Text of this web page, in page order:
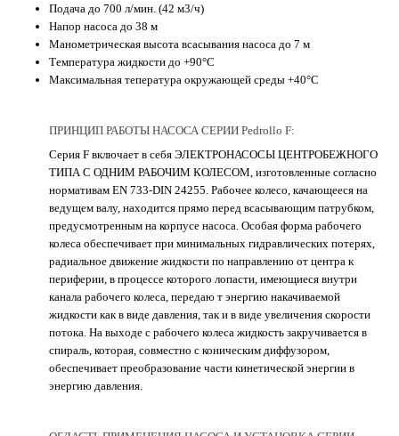
Подача до 700 л/мин. (42 м3/ч)
Напор насоса до 38 м
Манометрическая высота всасывания насоса до 7 м
Температура жидкости до +90°C
Максимальная тепература окружающей среды +40°C
ПРИНЦИП РАБОТЫ НАСОСА СЕРИИ Pedrollo F:
Серия F включает в себя ЭЛЕКТРОНАСОСЫ ЦЕНТРОБЕЖНОГО
ТИПА С ОДНИМ РАБОЧИМ КОЛЕСОМ, изготовленные согласно
нормативам EN 733-DIN 24255. Рабочее колесо, качающееся на
ведущем валу, находится прямо перед всасывающим патрубком,
предусмотренным на корпусе насоса. Особая форма рабочего
колеса обеспечивает при минимальных гидравлических потерях,
радиальное движение жидкости по направлению от центра к
периферии, в процессе которого лопасти, имеющиеся внутри
канала рабочего колеса, передаю т энергию накачиваемой
жидкости как в виде давления, так и в виде увеличения скорости
потока. На выходе с рабочего колеса жидкость закручивается в
спираль, которая, совместно с коническим диффузором,
обеспечивает преобразование части кинетической энергии в
энергию давления.